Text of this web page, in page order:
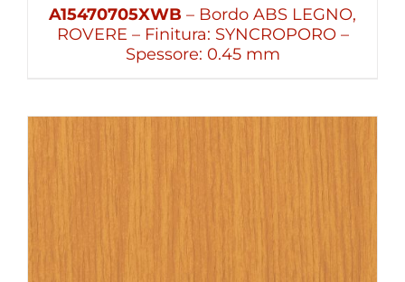
A15470705XWB – Bordo ABS LEGNO,
ROVERE – Finitura: SYNCROPORO –
Spessore: 0.45 mm